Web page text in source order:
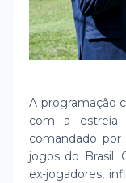
A programação
com a estreia
comandado
jogos do Brasil.
ex-jogadores,